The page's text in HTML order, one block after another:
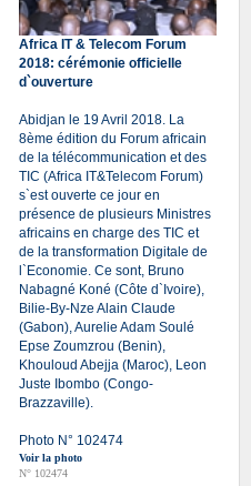
Africa IT & Telecom Forum
2018: cérémonie officielle
d`ouverture
Abidjan le 19 Avril 2018. La
8ème édition du Forum africain
de la télécommunication et des
TIC (Africa IT&Telecom Forum)
s`est ouverte ce jour en
présence de plusieurs Ministres
africains en charge des TIC et
de la transformation Digitale de
l`Economie. Ce sont, Bruno
Nabagné Koné (Côte d`Ivoire),
Bilie-By-Nze Alain Claude
(Gabon), Aurelie Adam Soulé
Epse Zoumzrou (Benin),
Khouloud Abejja (Maroc), Leon
Juste Ibombo (Congo-
Brazzaville).
Photo N° 102474
Voir la photo
N° 102474